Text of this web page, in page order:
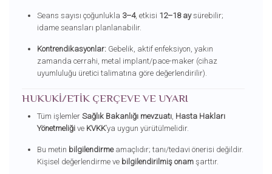
Seans sayısı çoğunlukla 3–4, etkisi 12–18 aysürebilir;
idame seansları planlanabilir.
Kontrendikasyonlar:Gebelik, aktif enfeksiyon, yakın
zamanda cerrahi, metal implant/pace-maker (cihaz
uyumluluğu üretici talimatına göre değerlendirilir).
HUKUKI/ETIK ÇERÇEVE VE UYARI
Tüm işlemler Sağlık Bakanlığı mevzuatı, Hasta Hakları
Yönetmeliğive KVKK’ya uygun yürütülmelidir.
Bu metin bilgilendirmeamaçlıdır; tanı/tedavi önerisi değildir.
Kişisel değerlendirme ve bilgilendirilmiş onamşarttır.